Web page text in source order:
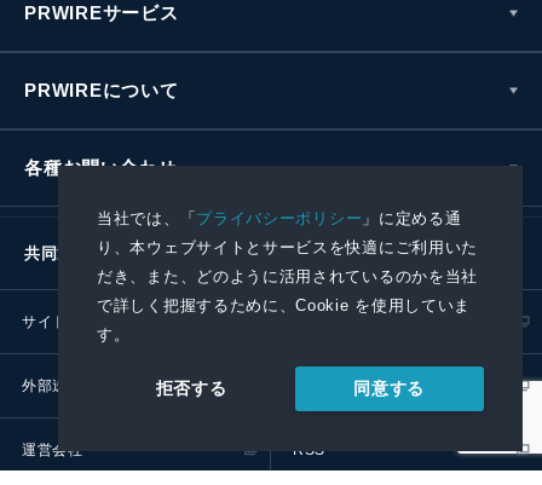
当社では、「プライバシーポリシー 」に定める通
り、本ウェブサイトとサービスを快適にご利用いた
だき、また、どのように活用されているのかを当社
で詳しく把握するために、Cookie を使用していま
す。
拒否する 同意する
PRWIREサービス
PRWIREについて
各種お問い合わせ
共同通信社グループ
サイトポリシー
外部送信ポリシー プレスリリース取扱基準
運営会社 RSS